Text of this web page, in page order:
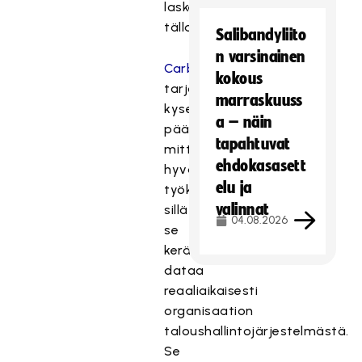
lasketaan
tällaiseksi.
CarbonLink
tarjoaa
kyseisten
päästöjen
mittaamisen
hyvän
työkalun,
sillä
se
kerää
dataa
reaaliaikaisesti
organisaation
taloushallintojärjestelmästä.
Se
Salibandyliito
n varsinainen
kokous
marraskuuss
a – näin
tapahtuvat
ehdokasasett
elu ja
valinnat
04.08.2026